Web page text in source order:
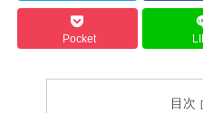
Pocket
目次